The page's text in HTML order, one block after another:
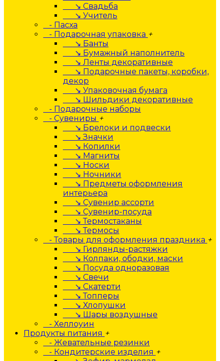
↘ Свадьба
↘ Учитель
- Пасха
- Подарочная упаковка +
↘ Банты
↘ Бумажный наполнитель
↘ Ленты декоративные
↘ Подарочные пакеты, коробки,
декор
↘ Упаковочная бумага
↘ Шильдики декоративные
- Подарочные наборы
- Сувениры +
↘ Брелоки и подвески
↘ Значки
↘ Копилки
↘ Магниты
↘ Носки
↘ Ночники
↘ Предметы оформления
интерьера
↘ Сувенир ассорти
↘ Сувенир-посуда
↘ Термостаканы
↘ Термосы
- Товары для оформления праздника +
↘ Гирлянды-растяжки
↘ Колпаки, ободки, маски
↘ Посуда одноразовая
↘ Свечи
↘ Скатерти
↘ Топперы
↘ Хлопушки
↘ Шары воздушные
- Хеллоуин
Продукты питания +
- Жевательные резинки
- Кондитерские изделия +